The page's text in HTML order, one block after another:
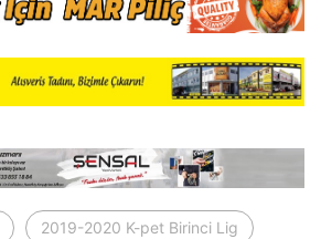
2019-2020 K-pet Birinci Lig